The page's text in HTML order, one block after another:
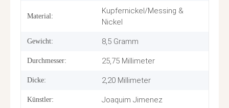
Material:
Kupfernickel/Messing &
Nickel
Gewicht: 8,5 Gramm
Durchmesser: 25,75 Millimeter
Dicke: 2,20 Millimeter
Künstler: Joaquim Jimenez